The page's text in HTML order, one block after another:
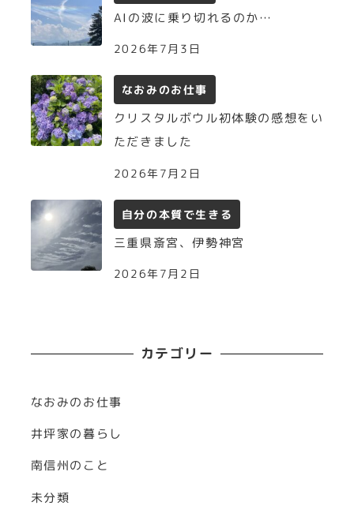
AIの波に乗り切れるのか…
2026年7月3日
なおみのお仕事
クリスタルボウル初体験の感想をい
ただきました
2026年7月2日
自分の本質で生きる
三重県斎宮、伊勢神宮
2026年7月2日
カテゴリー
なおみのお仕事
井坪家の暮らし
南信州のこと
未分類